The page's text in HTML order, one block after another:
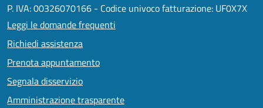
P. IVA: 00326070166 - Codice univoco fatturazione: UF0X7X
Leggi le domande frequenti
Richiedi assistenza
Prenota appuntamento
Segnala disservizio
Amministrazione trasparente